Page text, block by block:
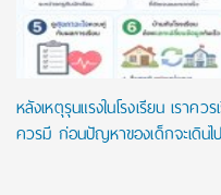
หลังเหตุรุนแรงในโรงเรียน เราคว
ควรมี ก่อนปัญหาของเด็กจะเดิน